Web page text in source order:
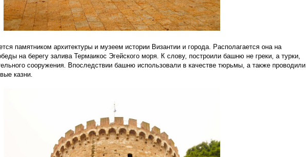
памятником архитектуры и музеем истории Византии и города. Располагается она на
на берегу залива Термаикос Эгейского моря. К слову, построили башню не греки, а турки,
сооружения. Впоследствии башню использовали в качестве тюрьмы, а также проводили
казни.